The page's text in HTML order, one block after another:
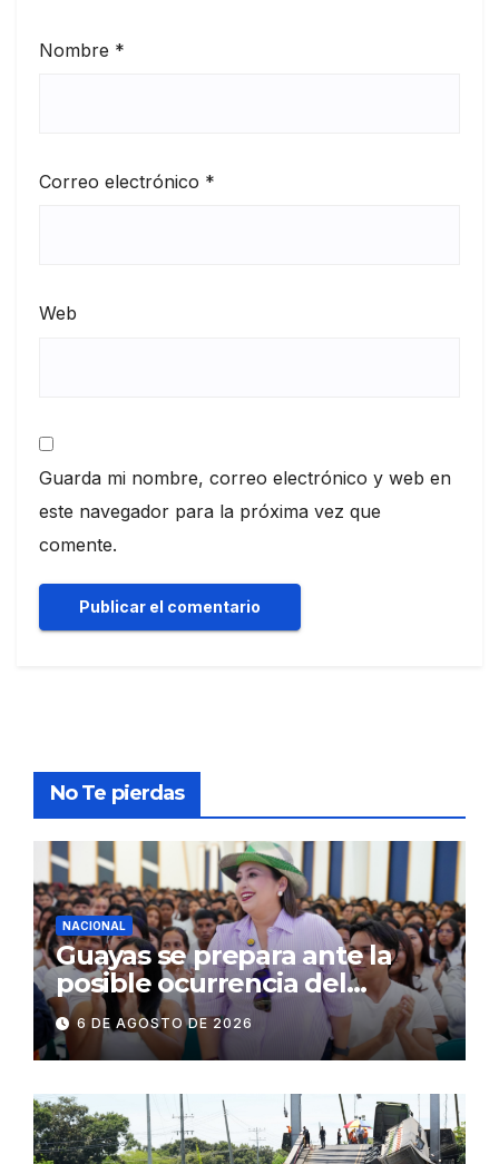
Nombre *
Correo electrónico *
Web
Guarda mi nombre, correo electrónico y web en
este navegador para la próxima vez que
comente.
No Te pierdas
NACIONAL
Guayas se prepara ante la
posible ocurrencia del
fenómeno de El Niño:
Gobierno Nacional capacita a
2.500 jóvenes
6 DE AGOSTO DE 2026